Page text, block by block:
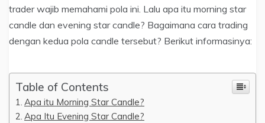
trader wajib memahami pola ini. Lalu apa itu morning star
candle dan evening star candle? Bagaimana cara trading
dengan kedua pola candle tersebut? Berikut informasinya:
Table of Contents
Apa itu Morning Star Candle?
Apa Itu Evening Star Candle?